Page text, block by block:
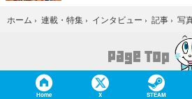
ホーム › 連載・特集 › インタビュー › 記事 › 写
Home X STEAM